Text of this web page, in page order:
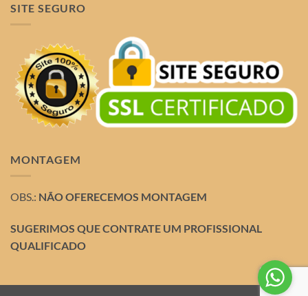
SITE SEGURO
MONTAGEM
OBS.: NÃO OFERECEMOS MONTAGEM
SUGERIMOS QUE CONTRATE UM PROFISSIONAL
QUALIFICADO